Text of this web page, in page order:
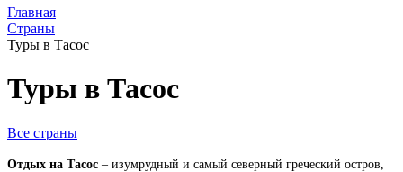
Главная
Страны
Туры в Тасос
Туры в Тасос
Все страны
Отдых на Тасос – изумрудный и самый северный греческий остров,